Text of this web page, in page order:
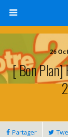
26
[ Bon Plan]
Partager